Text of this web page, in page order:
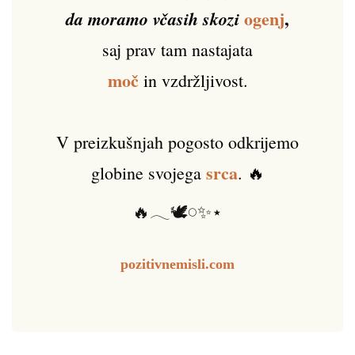
da moramo včasih skoziogenj,
saj prav tam nastajata
močin vzdržljivost.
V preizkušnjah pogosto odkrijemo
globine svojega srca. 🔥
🔥𓂃🕊️𓏸✨⋆
pozitivnemisli.com